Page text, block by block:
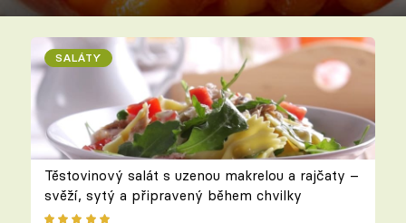
SALÁTY
Těstovinový salát s uzenou makrelou a rajčaty –
svěží, sytý a připravený během chvilky